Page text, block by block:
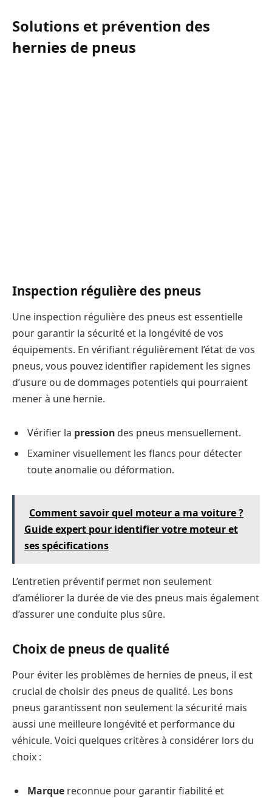
Solutions et prévention des
hernies de pneus
Inspection régulière des pneus
Une inspection régulière des pneus est essentielle
pour garantir la sécurité et la longévité de vos
équipements. En vérifiant régulièrement l’état de vos
pneus, vous pouvez identifier rapidement les signes
d’usure ou de dommages potentiels qui pourraient
mener à une hernie.
Vérifier la pression des pneus mensuellement.
Examiner visuellement les flancs pour détecter
toute anomalie ou déformation.
Comment savoir quel moteur a ma voiture ?
Guide expert pour identifier votre moteur et
ses spécifications
L’entretien préventif permet non seulement
d’améliorer la durée de vie des pneus mais également
d’assurer une conduite plus sûre.
Choix de pneus de qualité
Pour éviter les problèmes de hernies de pneus, il est
crucial de choisir des pneus de qualité. Les bons
pneus garantissent non seulement la sécurité mais
aussi une meilleure longévité et performance du
véhicule. Voici quelques critères à considérer lors du
choix :
Marque reconnue pour garantir fiabilité et